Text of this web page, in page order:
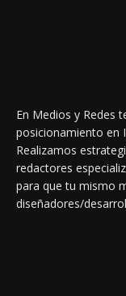
En Medios y Redes
posicionamiento en
Realizamos
redactores
para que tu mismo
diseñadores/